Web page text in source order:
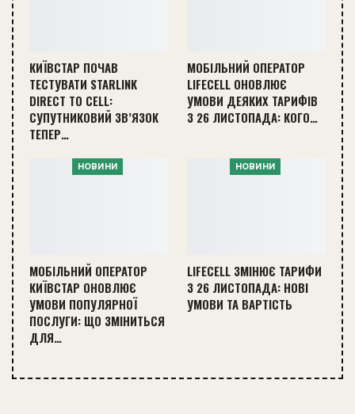
КИЇВСТАР ПОЧАВ
ТЕСТУВАТИ STARLINK
DIRECT TO CELL:
СУПУТНИКОВИЙ ЗВ’ЯЗОК
ТЕПЕР…
МОБІЛЬНИЙ ОПЕРАТОР
LIFECELL ОНОВЛЮЄ
УМОВИ ДЕЯКИХ ТАРИФІВ
З 26 ЛИСТОПАДА: КОГО…
НОВИНИ
МОБІЛЬНИЙ ОПЕРАТОР
КИЇВСТАР ОНОВЛЮЄ
УМОВИ ПОПУЛЯРНОЇ
ПОСЛУГИ: ЩО ЗМІНИТЬСЯ
ДЛЯ…
НОВИНИ
LIFECELL ЗМІНЮЄ ТАРИФИ
З 26 ЛИСТОПАДА: НОВІ
УМОВИ ТА ВАРТІСТЬ